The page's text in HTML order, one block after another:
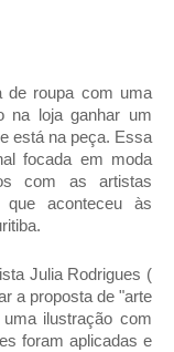
de roupa com uma
na loja ganhar um
está na peça. Essa
focada em moda
com as artistas
que aconteceu às
Julia Rodrigues (
a proposta de "arte
ilustração com
foram aplicadas e